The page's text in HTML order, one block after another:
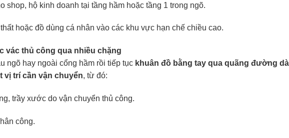
shop, hộ kinh doanh tại tầng hầm hoặc tầng 1 trong ngõ.
hoặc đồ dùng cá nhân vào các khu vực hạn chế chiều cao.
vác thủ công qua nhiều chặng
ngõ hay ngoài cổng hầm rồi tiếp tục khuân đồ bằng tay qua quãng đường
vị trí cần vận chuyển, từ đó:
trầy xước do vận chuyển thủ công.
công.